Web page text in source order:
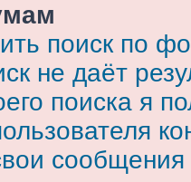
поиск по
не даёт
поиска я